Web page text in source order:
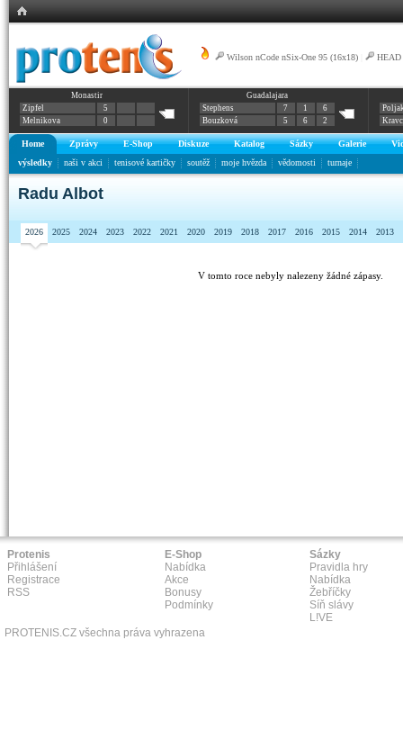
Wilson nCode nSix-One 95 (16x18) HEAD
Monastir
Zipfel
5
Melnikova
0
Guadalajara
Stephens
7 1
6
Bouzková
5 6 2
Home Zprávy E-Shop Diskuze Katalog Sázky Galerie
výsledky
naši v akci tenisové kartičky soutěž moje hvězda vědomosti turnaje
Radu Albot
2026 2025 2024 2023 2022 2021 2020 2019 2018 2017 2016 2015 2014 2013
V tomto roce nebyly nalezeny žádné zápasy.
Protenis
Přihlášení
Registrace
RSS
E-Shop
Nabídka
Akce
Bonusy
Podmínky
Sázky
Pravidla hry
Nabídka
Žebříčky
Síň slávy
L!VE
PROTENIS.CZ všechna práva vyhrazena